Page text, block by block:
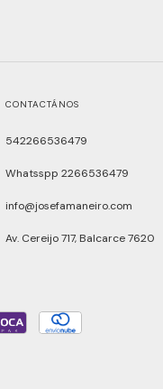
CONTACTÁNOS
542266536479
Whatsspp 2266536479
info@josefamaneiro.com
Av. Cereijo 717, Balcarce 7620